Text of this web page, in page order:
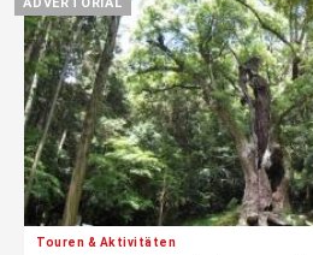
Touren & Aktivitäten